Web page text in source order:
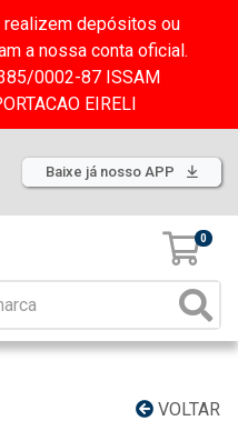
realizem depósitos ou
a nossa conta oficial.
0002-87 ISSAM
EIRELI
Baixe já nosso APP
0
VOLTAR